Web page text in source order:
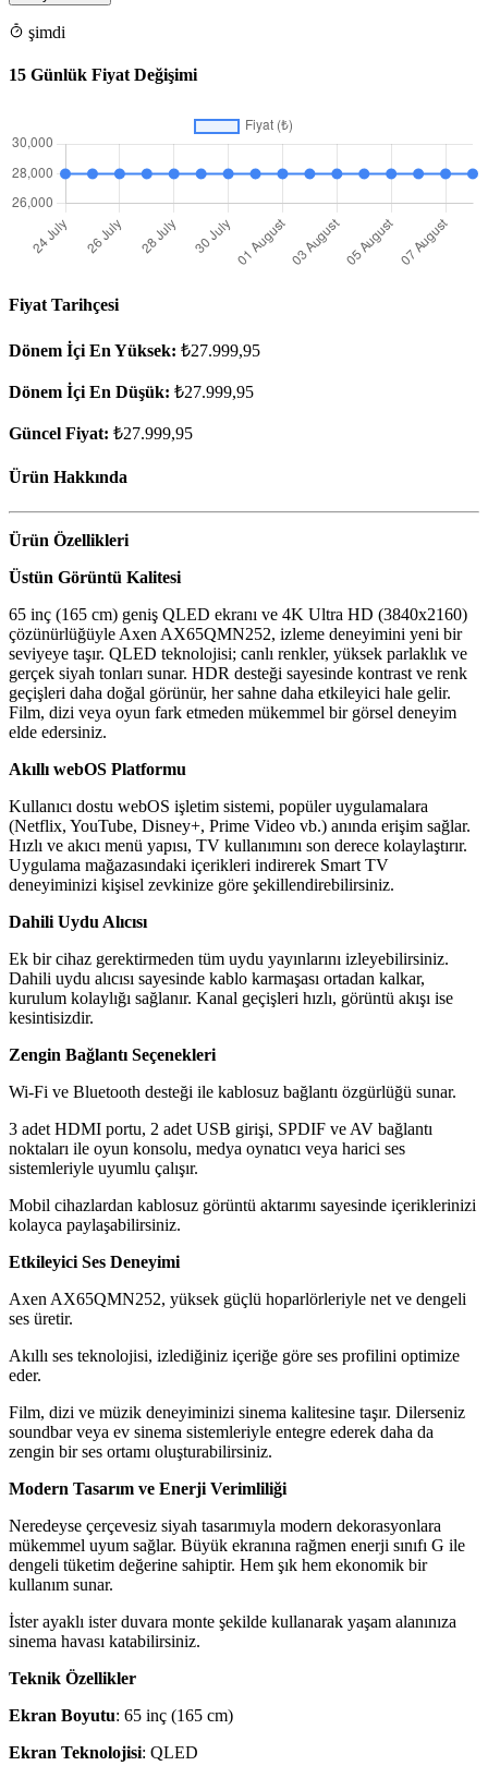
şimdi
15 Günlük Fiyat Değişimi
Fiyat Tarihçesi
Dönem İçi En Yüksek: ₺27.999,95
Dönem İçi En Düşük: ₺27.999,95
Güncel Fiyat: ₺27.999,95
Ürün Hakkında
Ürün Özellikleri
Üstün Görüntü Kalitesi
65 inç (165 cm) geniş QLED ekranı ve 4K Ultra HD (3840x2160)
çözünürlüğüyle Axen AX65QMN252, izleme deneyimini yeni bir
seviyeye taşır. QLED teknolojisi; canlı renkler, yüksek parlaklık ve
gerçek siyah tonları sunar. HDR desteği sayesinde kontrast ve renk
geçişleri daha doğal görünür, her sahne daha etkileyici hale gelir.
Film, dizi veya oyun fark etmeden mükemmel bir görsel deneyim
elde edersiniz.
Akıllı webOS Platformu
Kullanıcı dostu webOS işletim sistemi, popüler uygulamalara
(Netflix, YouTube, Disney+, Prime Video vb.) anında erişim sağlar.
Hızlı ve akıcı menü yapısı, TV kullanımını son derece kolaylaştırır.
Uygulama mağazasındaki içerikleri indirerek Smart TV
deneyiminizi kişisel zevkinize göre şekillendirebilirsiniz.
Dahili Uydu Alıcısı
Ek bir cihaz gerektirmeden tüm uydu yayınlarını izleyebilirsiniz.
Dahili uydu alıcısı sayesinde kablo karmaşası ortadan kalkar,
kurulum kolaylığı sağlanır. Kanal geçişleri hızlı, görüntü akışı ise
kesintisizdir.
Zengin Bağlantı Seçenekleri
Wi-Fi ve Bluetooth desteği ile kablosuz bağlantı özgürlüğü sunar.
3 adet HDMI portu, 2 adet USB girişi, SPDIF ve AV bağlantı
noktaları ile oyun konsolu, medya oynatıcı veya harici ses
sistemleriyle uyumlu çalışır.
Mobil cihazlardan kablosuz görüntü aktarımı sayesinde içeriklerinizi
kolayca paylaşabilirsiniz.
Etkileyici Ses Deneyimi
Axen AX65QMN252, yüksek güçlü hoparlörleriyle net ve dengeli
ses üretir.
Akıllı ses teknolojisi, izlediğiniz içeriğe göre ses profilini optimize
eder.
Film, dizi ve müzik deneyiminizi sinema kalitesine taşır. Dilerseniz
soundbar veya ev sinema sistemleriyle entegre ederek daha da
zengin bir ses ortamı oluşturabilirsiniz.
Modern Tasarım ve Enerji Verimliliği
Neredeyse çerçevesiz siyah tasarımıyla modern dekorasyonlara
mükemmel uyum sağlar. Büyük ekranına rağmen enerji sınıfı G ile
dengeli tüketim değerine sahiptir. Hem şık hem ekonomik bir
kullanım sunar.
İster ayaklı ister duvara monte şekilde kullanarak yaşam alanınıza
sinema havası katabilirsiniz.
Teknik Özellikler
Ekran Boyutu: 65 inç (165 cm)
Ekran Teknolojisi: QLED